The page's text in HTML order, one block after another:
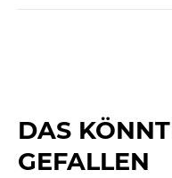
DAS
GEFALLEN